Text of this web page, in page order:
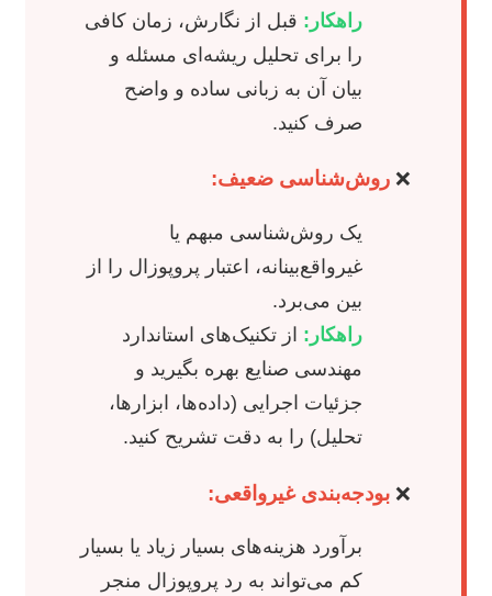
راهکار: قبل از نگارش، زمان کافی
را برای تحلیل ریشه‌ای مسئله و
بیان آن به زبانی ساده و واضح
صرف کنید.
روش‌شناسی ضعیف:
یک روش‌شناسی مبهم یا
غیرواقع‌بینانه، اعتبار پروپوزال را از
بین می‌برد.
راهکار: از تکنیک‌های استاندارد
مهندسی صنایع بهره بگیرید و
جزئیات اجرایی (داده‌ها، ابزارها،
تحلیل) را به دقت تشریح کنید.
بودجه‌بندی غیرواقعی:
برآورد هزینه‌های بسیار زیاد یا بسیار
کم می‌تواند به رد پروپوزال منجر